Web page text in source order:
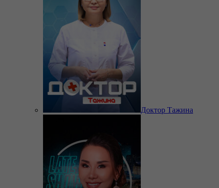
Доктор Тажина